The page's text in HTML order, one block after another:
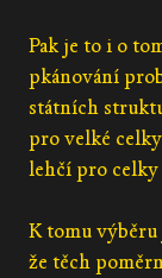
Pak je to i o
pkánování
státních
pro velké
lehčí pro celky
K tomu
že těch